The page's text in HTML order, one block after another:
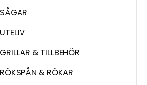
SÅGAR
UTELIV
GRILLAR & TILLBEHÖR
RÖKSPÅN & RÖKAR